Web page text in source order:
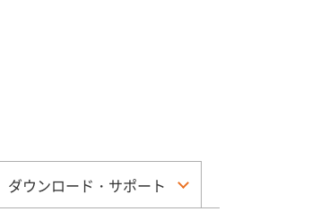
ダウンロード・サポート